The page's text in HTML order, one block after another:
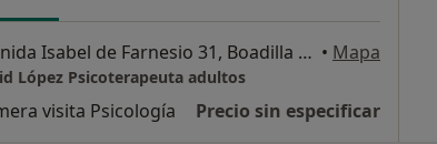
Avenida Isabel de Farnesio 31, Boadilla del Monte • Mapa
López Psicoterapeuta adultos
visita Psicología Precio sin especificar